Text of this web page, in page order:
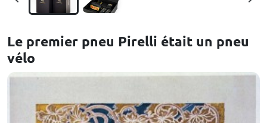
Le premier pneu Pirelli était un pneu
vélo